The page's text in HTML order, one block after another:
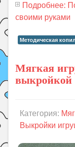
Подробнее:
своими руками
Методическая
Мягкая
выкройкой
Категория:
Выкройки